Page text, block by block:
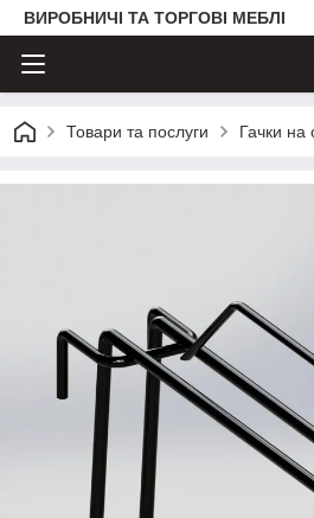
ВИРОБНИЧІ ТА ТОРГОВІ МЕБЛІ
Товари та послуги Гачки на